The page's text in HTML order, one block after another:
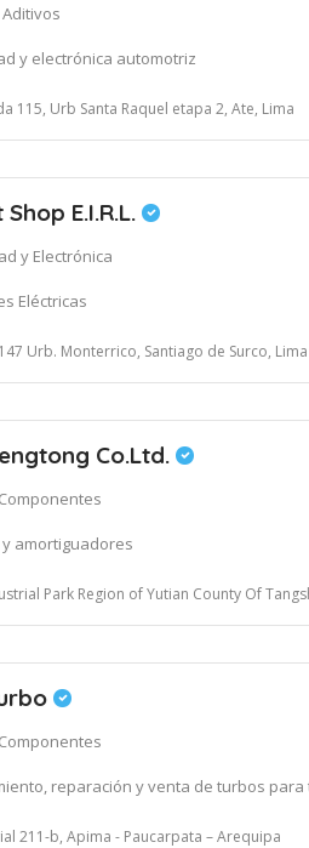
y electrónica automotriz
115, Urb Santa Raquel etapa 2, Ate, Lima
E.I.R.L.
y Electrónica
Eléctricas
Urb. Monterrico, Santiago de Surco, Lima
Co.Ltd.
amortiguadores
Park Region of Yutian County Of Tangshan, Provincia de Hebei,
reparación y venta de turbos para
211-b, Apima - Paucarpata – Arequipa